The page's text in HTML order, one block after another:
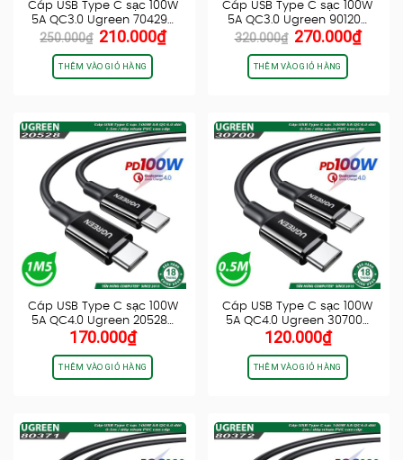
Cáp USB Type C sạc 100W
5A QC3.0 Ugreen 70429…
250.000₫ Giá
gốc
là:
250.000₫.
210.000₫Giá
THÊM VÀO GIỎ HÀNG
Cáp USB Type C sạc 100W
5A QC3.0 Ugreen 90120…
320.000₫ Giá
gốc
là:
320.000₫.
270.000₫Giá
THÊM VÀO GIỎ HÀNG
Cáp USB Type C sạc 100W
5A QC4.0 Ugreen 20528…
170.000₫
THÊM VÀO GIỎ HÀNG
Cáp USB Type C sạc 100W
5A QC4.0 Ugreen 30700…
120.000₫
THÊM VÀO GIỎ HÀNG